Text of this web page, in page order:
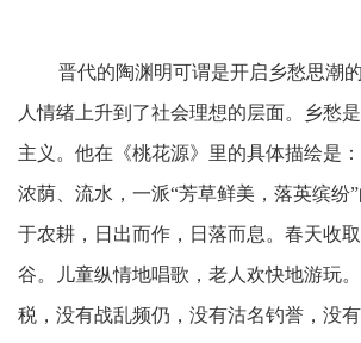
晋代的陶渊明可谓是开启乡愁思潮
人情绪上升到了社会理想的层面。乡愁
主义。他在《桃花源》里的具体描绘是：
浓荫、流水，一派“芳草鲜美，落英缤纷
于农耕，日出而作，日落而息。春天收
谷。儿童纵情地唱歌，老人欢快地游玩
税，没有战乱频仍，没有沽名钓誉，没